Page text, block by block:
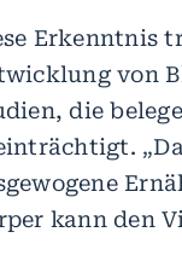
Erkenntnis
von
die
kann den